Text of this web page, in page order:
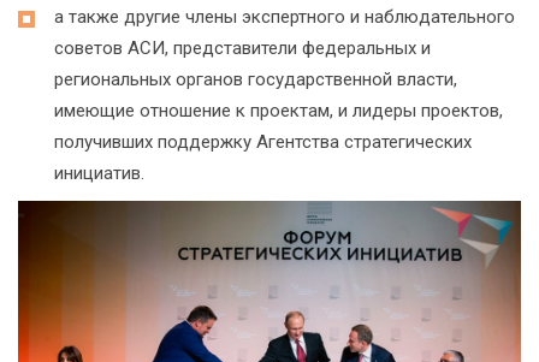
а также другие члены экспертного и наблюдательного
советов АСИ, представители федеральных и
региональных органов государственной власти,
имеющие отношение к проектам, и лидеры проектов,
получивших поддержку Агентства стратегических
инициатив.